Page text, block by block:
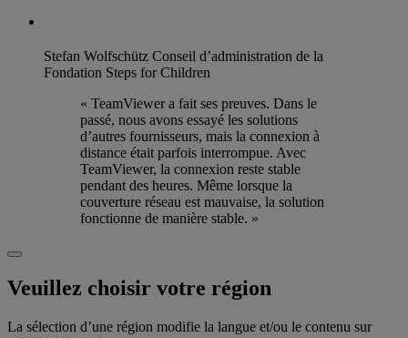
Stefan Wolfschütz Conseil d’administration de la
Fondation Steps for Children
« TeamViewer a fait ses preuves. Dans le
passé, nous avons essayé les solutions
d’autres fournisseurs, mais la connexion à
distance était parfois interrompue. Avec
TeamViewer, la connexion reste stable
pendant des heures. Même lorsque la
couverture réseau est mauvaise, la solution
fonctionne de manière stable. »
Veuillez choisir votre région
La sélection d’une région modifie la langue et/ou le contenu sur